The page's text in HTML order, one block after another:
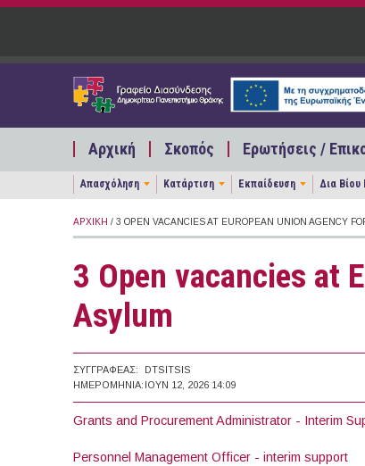
Παράκαμψη προς το κυρίως περιεχόμενο
Αρχική Σκοπός Ερωτήσεις /
Απασχόληση Κατάρτιση Εκπαίδευση Δια
ΑΡΧΙΚΉ / 3 OPEN VACANCIES AT EUROPEAN UNION AGENCY
3 Open vacancies at
Asylum
ΣΥΓΓΡΑΦΈΑΣ:
DTSITSIS
ΗΜΕΡΟΜΗΝΊΑ: ΙΟΥΝ 12, 2026 14:09
Grants and Procurement Administrator - Interim
Personnel Management Officer - interim support